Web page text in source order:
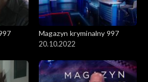
Magazyn kryminalny 997
20.10.2022